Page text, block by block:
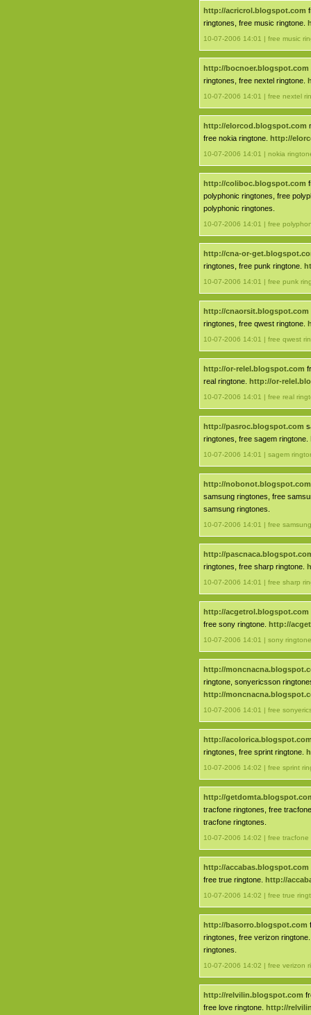
http://acricrol.blogspot.com
ringtones, free music ringtone.
10-07-2006 14:01 | free music
http://bocnoer.blogspot.com
ringtones, free nextel ringtone.
10-07-2006 14:01 | free nextel
http://elorcod.blogspot.com
free nokia ringtone. http://
10-07-2006 14:01 | nokia
http://coliboc.blogspot.com
polyphonic ringtones, free
polyphonic ringtones.
10-07-2006 14:01 | free
http://cna-or-
ringtones, free punk ringtone.
10-07-2006 14:01 | free punk
http://cnaorsit.blogspot.com
ringtones, free qwest ringtone.
10-07-2006 14:01 | free qwest
http://or-relel.blogspot.com
real ringtone. http://or-
10-07-2006 14:01 | free real
http://pasroc.blogspot.com
ringtones, free sagem ringtone.
10-07-2006 14:01 | sagem
http://nobonot.blogspot.com
samsung ringtones, free
samsung ringtones.
10-07-2006 14:01 | free
http://
ringtones, free sharp ringtone.
10-07-2006 14:01 | free sharp
http://acgetrol.blogspot.com
free sony ringtone. http://
10-07-2006 14:01 | sony
http://
ringtone, sonyericsson
http://
10-07-2006 14:01 | free
http://
ringtones, free sprint ringtone.
10-07-2006 14:02 | free sprint
http://
tracfone ringtones, free
tracfone ringtones.
10-07-2006 14:02 | free
http://accabas.blogspot.com
free true ringtone. http://
10-07-2006 14:02 | free true
http://basorro.blogspot.com
ringtones, free verizon
ringtones.
10-07-2006 14:02 | free verizon
http://relvilin.blogspot.com
free love ringtone. http://